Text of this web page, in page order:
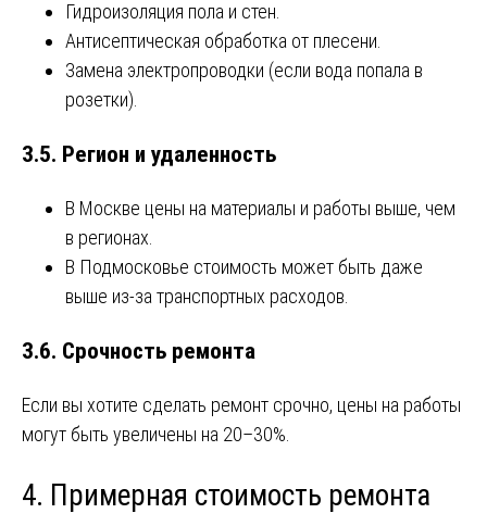
Гидроизоляция пола и стен.
Антисептическая обработка от плесени.
Замена электропроводки (если вода попала в
розетки).
3.5. Регион и удаленность
В Москве цены на материалы и работы выше, чем
в регионах.
В Подмосковье стоимость может быть даже
выше из-за транспортных расходов.
3.6. Срочность ремонта
Если вы хотите сделать ремонт срочно, цены на работы
могут быть увеличены на 20–30%.
4. Примерная стоимость ремонта